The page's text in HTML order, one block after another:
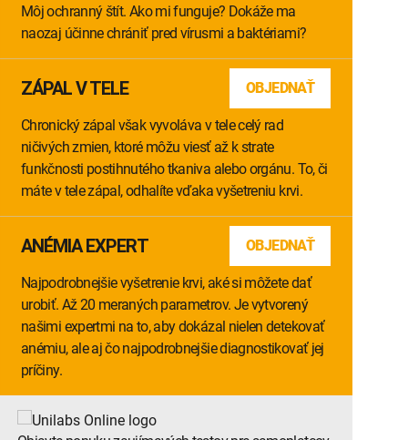
Môj ochranný štít. Ako mi funguje? Dokáže ma
naozaj účinne chrániť pred vírusmi a baktériami?
ZÁPAL V TELE OBJEDNAŤ
Chronický zápal však vyvoláva v tele celý rad
ničivých zmien, ktoré môžu viesť až k strate
funkčnosti postihnutého tkaniva alebo orgánu. To, či
máte v tele zápal, odhalíte vďaka vyšetreniu krvi.
ANÉMIA EXPERT OBJEDNAŤ
Najpodrobnejšie vyšetrenie krvi, aké si môžete dať
urobiť. Až 20 meraných parametrov. Je vytvorený
našimi expertmi na to, aby dokázal nielen detekovať
anémiu, ale aj čo najpodrobnejšie diagnostikovať jej
príčiny.